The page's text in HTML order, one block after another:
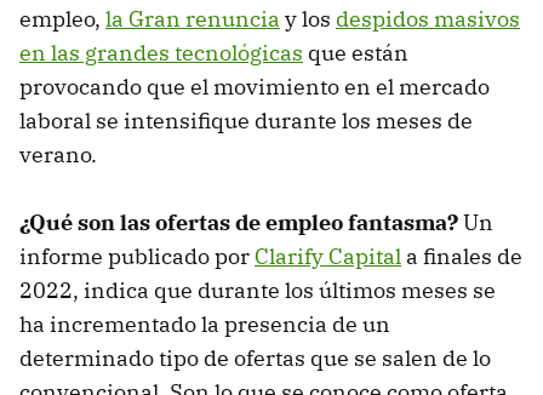
empleo, la Gran renuncia y los despidos masivos
en las grandes tecnológicas que están
provocando que el movimiento en el mercado
laboral se intensifique durante los meses de
verano.
¿Qué son las ofertas de empleo fantasma?Un
informe publicado por Clarify Capital a finales de
2022, indica que durante los últimos meses se
ha incrementado la presencia de un
determinado tipo de ofertas que se salen de lo